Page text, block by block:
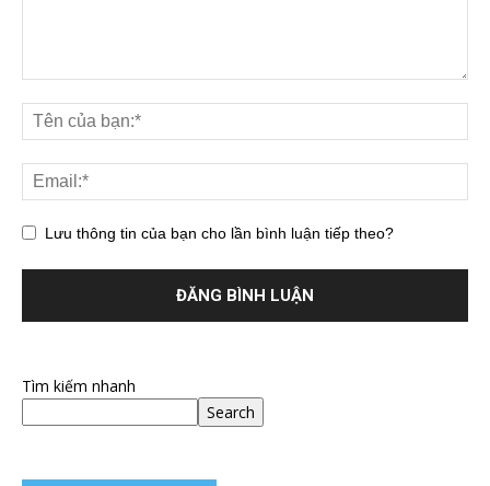
Lưu thông tin của bạn cho lần bình luận tiếp theo?
Tìm kiếm nhanh
Search